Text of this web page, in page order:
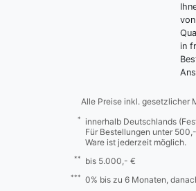
in
Alle Preise inkl. gesetzlicher
*
innerhalb Deutschlands
Für Bestellungen unter
Ware ist jederzeit möglich.
** bis 5.000,- €
*** 0% bis zu 6 Monaten,